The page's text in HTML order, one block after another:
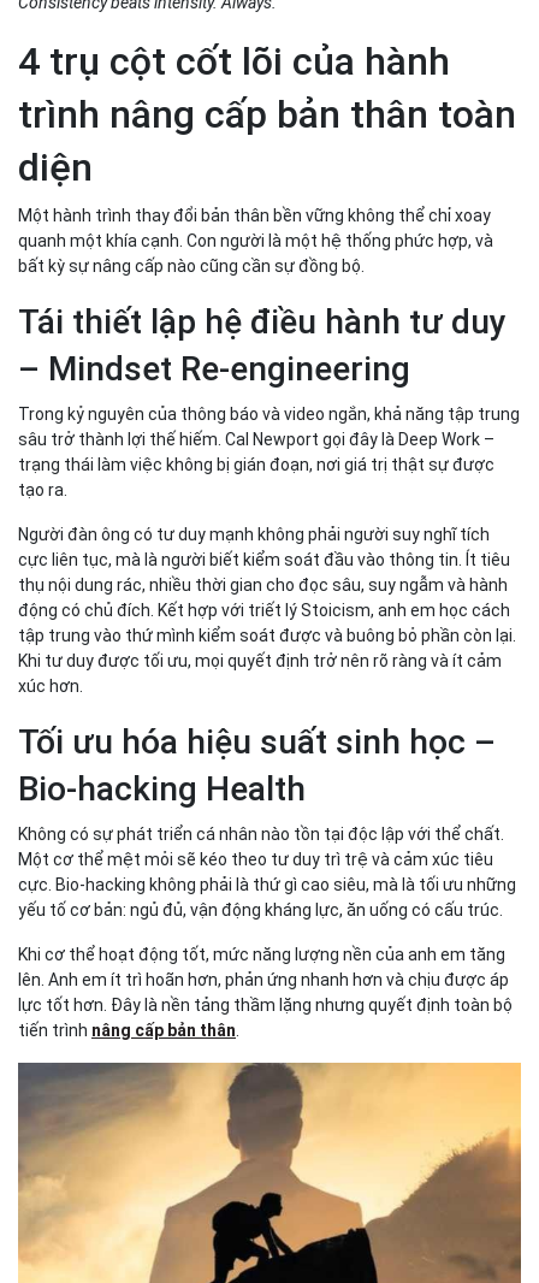
4 trụ cột cốt lõi của hành
trình nâng cấp bản thân toàn
diện
Một hành trình thay đổi bản thân bền vững không thể chỉ xoay
quanh một khía cạnh. Con người là một hệ thống phức hợp, và
bất kỳ sự nâng cấp nào cũng cần sự đồng bộ.
Tái thiết lập hệ điều hành tư duy
– Mindset Re-engineering
Trong kỷ nguyên của thông báo và video ngắn, khả năng tập trung
sâu trở thành lợi thế hiếm. Cal Newport gọi đây là Deep Work –
trạng thái làm việc không bị gián đoạn, nơi giá trị thật sự được
tạo ra.
Người đàn ông có tư duy mạnh không phải người suy nghĩ tích
cực liên tục, mà là người biết kiểm soát đầu vào thông tin. Ít tiêu
thụ nội dung rác, nhiều thời gian cho đọc sâu, suy ngẫm và hành
động có chủ đích. Kết hợp với triết lý Stoicism, anh em học cách
tập trung vào thứ mình kiểm soát được và buông bỏ phần còn lại.
Khi tư duy được tối ưu, mọi quyết định trở nên rõ ràng và ít cảm
xúc hơn.
Tối ưu hóa hiệu suất sinh học –
Bio-hacking Health
Không có sự phát triển cá nhân nào tồn tại độc lập với thể chất.
Một cơ thể mệt mỏi sẽ kéo theo tư duy trì trệ và cảm xúc tiêu
cực. Bio-hacking không phải là thứ gì cao siêu, mà là tối ưu những
yếu tố cơ bản: ngủ đủ, vận động kháng lực, ăn uống có cấu trúc.
Khi cơ thể hoạt động tốt, mức năng lượng nền của anh em tăng
lên. Anh em ít trì hoãn hơn, phản ứng nhanh hơn và chịu được áp
lực tốt hơn. Đây là nền tảng thầm lặng nhưng quyết định toàn bộ
tiến trình nâng cấp bản thân